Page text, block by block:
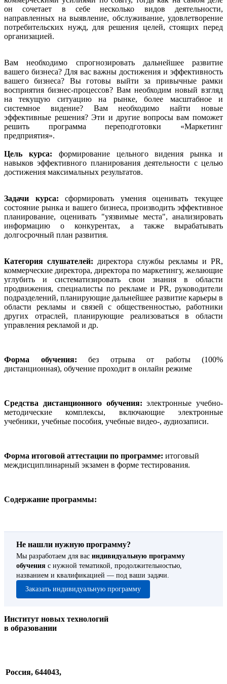
он сочетает в себе несколько видов деятельности,
направленных на выявление, обслуживание, удовлетворение
потребительских нужд, для решения целей, стоящих перед
организацией.
Вам необходимо спрогнозировать дальнейшее развитие
вашего бизнеса? Для вас важны достижения и эффективность
вашего бизнеса? Вы готовы выйти за привычные рамки
восприятия бизнес-процессов? Вам необходим новый взгляд
на текущую ситуацию на рынке, более масштабное и
системное видение? Вам необходимо найти новые
эффективные решения? Эти и другие вопросы вам поможет
решить программа переподготовки «Маркетинг
предприятия».
Цель курса: формирование цельного видения рынка и
навыков эффективного планирования деятельности с целью
достижения максимальных результатов.
Задачи курса: сформировать умения оценивать текущее
состояние рынка и вашего бизнеса, производить эффективное
планирование, оценивать "уязвимые места", анализировать
информацию о конкурентах, а также вырабатывать
долгосрочный план развития.
Категория слушателей: директора службы рекламы и PR,
коммерческие директора, директора по маркетингу, желающие
углубить и систематизировать свои знания в области
продвижения, специалисты по рекламе и PR, руководители
подразделений, планирующие дальнейшее развитие карьеры в
области рекламы и связей с общественностью, работники
других отраслей, планирующие реализоваться в области
управления рекламой и дp.
Форма обучения: без отрыва от работы (100%
дистанционная), обучение проходит в онлайн режиме
Средства дистанционного обучения: электронные учебно-
методические комплексы, включающие электронные
учебники, учебные пособия, учебные видео-, аудиозаписи.
Форма итоговой аттестации по программе: итоговый
междисциплинарный экзамен в форме тестирования.
Содержание программы:
Не нашли нужную программу?
Мы разработаем для вас индивидуальную программу
обучения с нужной тематикой, продолжительностью,
названием и квалификацией — под ваши задачи.
Заказать индивидуальную программу
Институт новых технологий
в образовании
Россия, 644043,